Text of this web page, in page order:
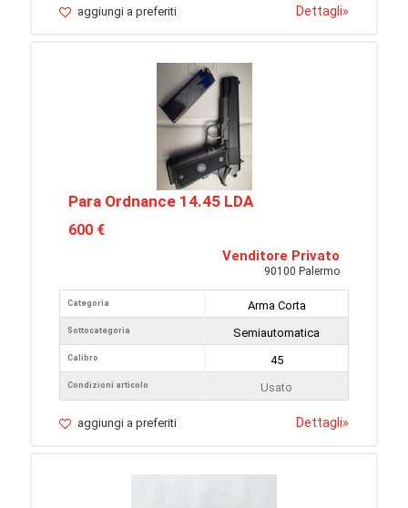
aggiungi a preferiti Dettagli»
Para Ordnance 14.45 LDA
600 €
Venditore Privato
90100 Palermo
Categoria
Sottocategoria
Calibro
Condizioni articolo
Arma Corta
Semiautomatica
45
Usato
aggiungi a preferiti Dettagli»